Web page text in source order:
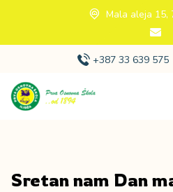
Mala aleja 15,
+387 33 639 575
Sretan nam Dan